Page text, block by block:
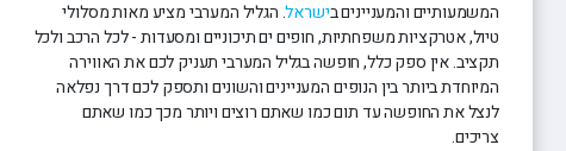
המשמעותיים והמעניינים בישראל. הגליל המערבי מציע מאות מסלולי
טיול, אטרקציות משפחתיות, חופים ים תיכוניים ומסעדות - לכל הרכב ולכל
תקציב. אין ספק כלל, חופשה בגליל המערבי תעניק לכם את האווירה
המיוחדת ביותר בין הנופים המעניינים והשונים ותספק לכם דרך נפלאה
לנצל את החופשה עד תום כמו שאתם רוצים ויותר מכך כמו שאתם
צריכים.